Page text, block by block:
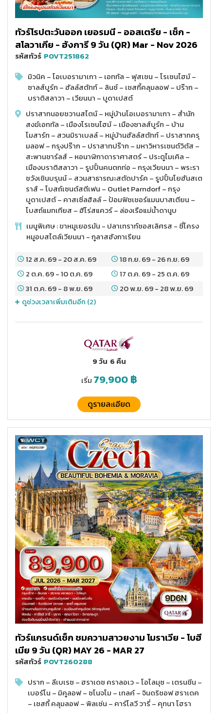
ทัวร์โรปตะวันออก เยอรมนี - ออสเตรีย - เช็ก -
สโลวาเกีย - ฮังการี 9 วัน (QR) Mar - Nov 2026
รหัสทัวร์ POVT251862
มิวนิค – โอเบอรามาเกา – เอททัล – ฟุสเซน – โรเซนไฮม์ –
ซาลส์บูร์ก – ฮัลล์สตัทท์ – ลินซ์ – เชสกี้คลุมลอฟ – ปร๊าก –
บราติสลาวา – เวียนนา – บูดาเปสต์
ปราสาทนอยชวานสไตน์ – หมู่บ้านโอเบอรามาเกา – สำนัก
สงฆ์เอททัล – เมืองโรเซนไฮม์ – เมืองซาลส์บูร์ก – บ้าน
โมสาร์ท – สวนมิราเบลล์ – หมู่บ้านฮัลล์สตัทท์ – ปราสาทครุ
มลอฟ – กรุงปร๊าก – ปราสาทปร๊าก – มหาวิหารเซนต์วิตัส –
สะพานชาร์ลส์ – หอนาฬิกาดาราศาสตร์ – ประตูไมเคิล –
เมืองบราติสลาวา – รูปปั้นคนตกท่อ – กรุงเวียนนา – พระรา
ชวังเชินบรุนน์ – สวนสาธารณะสตัดปาร์ค – รูปปั้นโยฮันสเต
ราส์ – โบสถ์เซนต์สตีเฟน – Outlet Parndorf – กรุง
บูดาเปสต์ – คาสเซิ่ลฮิลล์ – ป้อมฟิชเชอร์แมนบาสเตียน –
โบสถ์แมทเทียส – ฮีโร่สแควร์ – ล่องเรือแม่น้ำดานูบ
เมนูพิเศษ : ขาหมูเยอรมัน - ปลาเทราท์ซอสเลิศรส - ซี่โครง
หมูอบสไตล์เวียนนา - กูลาสฮังกาเรียน
12 ส.ค. 69- 20 ส.ค. 69 18 ก.ย. 69- 26 ก.ย. 69
2 ต.ค. 69-10 ต.ค. 69 17 ต.ค. 69- 25 ต.ค. 69
31 ต.ค. 69- 8 พ.ย. 69 20 พ.ย. 69- 28 พ.ย. 69
ดูช่วงเวลาเพิ่มเติมอีก (2)
9 วัน 6 คืน
เริ่ม 79,900฿
ดูรายละเอียด
ทัวร์แกรนด์เช็ก ชมความสาวยงาม โมราเวีย - โบฮี
เมีย 9 วัน (QR) MAY 26 - MAR 27
รหัสทัวร์ POVT260288
ปราก – ลีเบเรซ – ฮราเดซ คราลอเว – โอโลมุซ – เตรนชีน –
เบอร์โน – มิคูลอฟ – ซโนจโม – เทลค์ – จินดริชอฟ ฮราเดค
– เชสกี้ คลุมลอฟ – พิลเซ่น – คาร์โลวี วารี่ – คุทนา โฮรา